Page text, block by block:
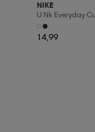
NIKE
U Nk Everyday
3pr
14,99